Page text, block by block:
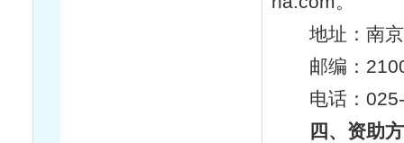
地址：南京
邮编：
电话：025-
四、资助